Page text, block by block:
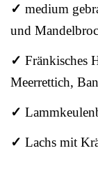
✓ medium
und
✓ Fränkisches
Meerrettich,
✓
✓ Lachs mit